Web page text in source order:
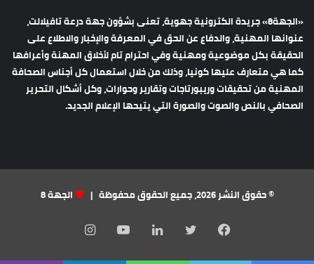
«الجهة8» جريدة الكترونية جهوية، تعنى بشؤون جهة درعة تافيلالت،
عنوانها المهنية، والدفاع عن الحق في المعرفة والإخبار والاطلاع على
الحقيقة بكل موضوعية ومهنية وفي احترام تام لأخلاق المهنة وأعرافها
كما هي متعارف عليها كونيا، وذلك من خلال استعمال كل أجناس الصحافة
المهنية من تحقيقات وريبورتاجات وتقارير وحوارات، وكل أشكال التحرير
الصحافي بالنص والصوت والصورة التي يتيحها الإعلام الجديد.
© حقوق النشر 2026، جميع الحقوق محفوظة | الجهة 8